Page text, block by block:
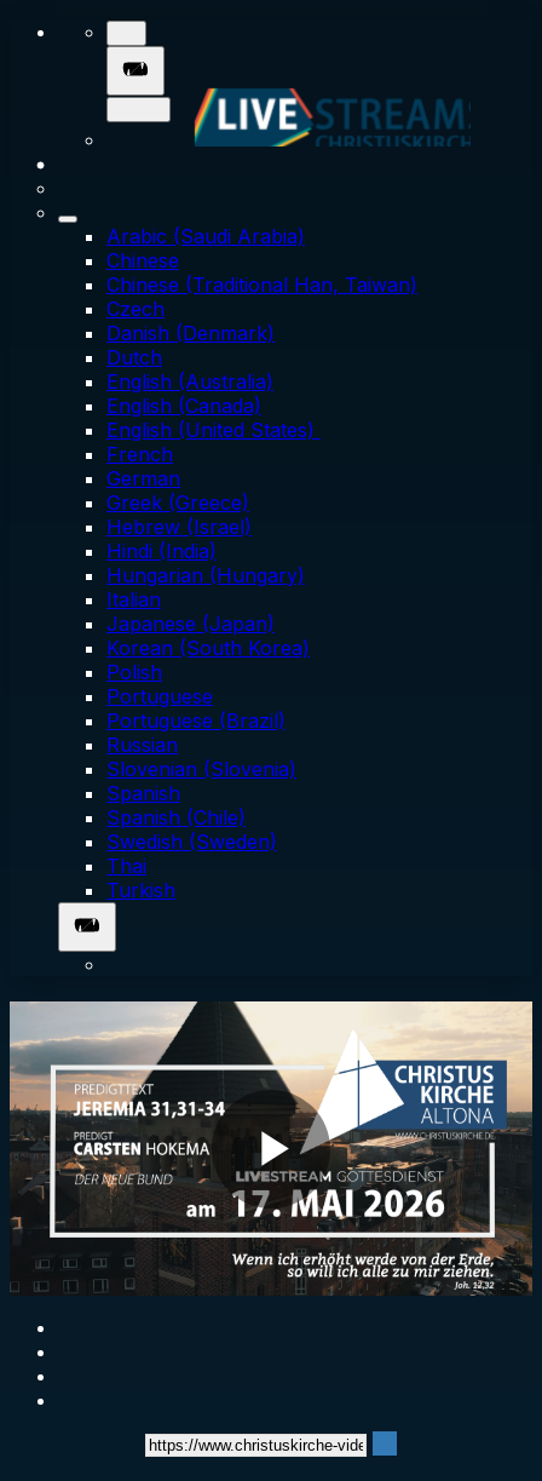
Arabic (Saudi Arabia)
Chinese
Chinese (Traditional Han, Taiwan)
Czech
Danish (Denmark)
Dutch
English (Australia)
English (Canada)
English (United States)
French
German
Greek (Greece)
Hebrew (Israel)
Hindi (India)
Hungarian (Hungary)
Italian
Japanese (Japan)
Korean (South Korea)
Polish
Portuguese
Portuguese (Brazil)
Russian
Slovenian (Slovenia)
Spanish
Spanish (Chile)
Swedish (Sweden)
Thai
Turkish
Play